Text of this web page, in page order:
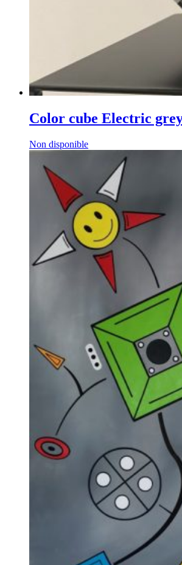
Color cube Electric
Non disponible